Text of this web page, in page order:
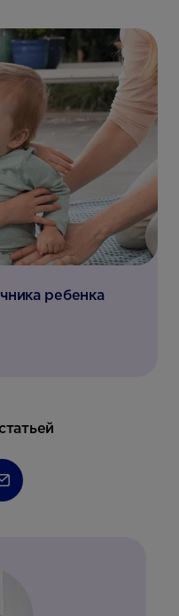
ребенка